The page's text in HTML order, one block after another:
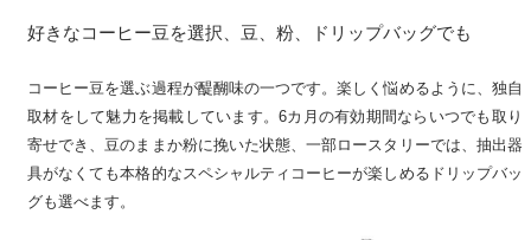
好きなコーヒー豆を選択、豆、粉、ドリップバッグでも
コーヒー豆を選ぶ過程が醍醐味の一つです。楽しく悩めるように、独自
取材をして魅力を掲載しています。6カ月の有効期間ならいつでも取り
寄せでき、豆のままか粉に挽いた状態、一部ロースタリーでは、抽出器
具がなくても本格的なスペシャルティコーヒーが楽しめるドリップバッ
グも選べます。